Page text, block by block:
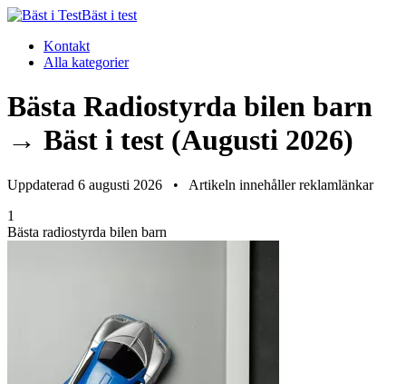
Bäst i test
Kontakt
Alla kategorier
Bästa Radiostyrda bilen barn
→ Bäst i test (Augusti 2026)
Uppdaterad 6 augusti 2026 •
Artikeln innehåller reklamlänkar
1
Bästa radiostyrda bilen barn